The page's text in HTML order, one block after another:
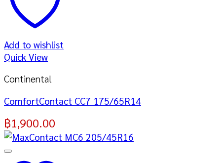
Add to wishlist
Quick View
Continental
ComfortContact CC7 175/65R14
฿1,900.00